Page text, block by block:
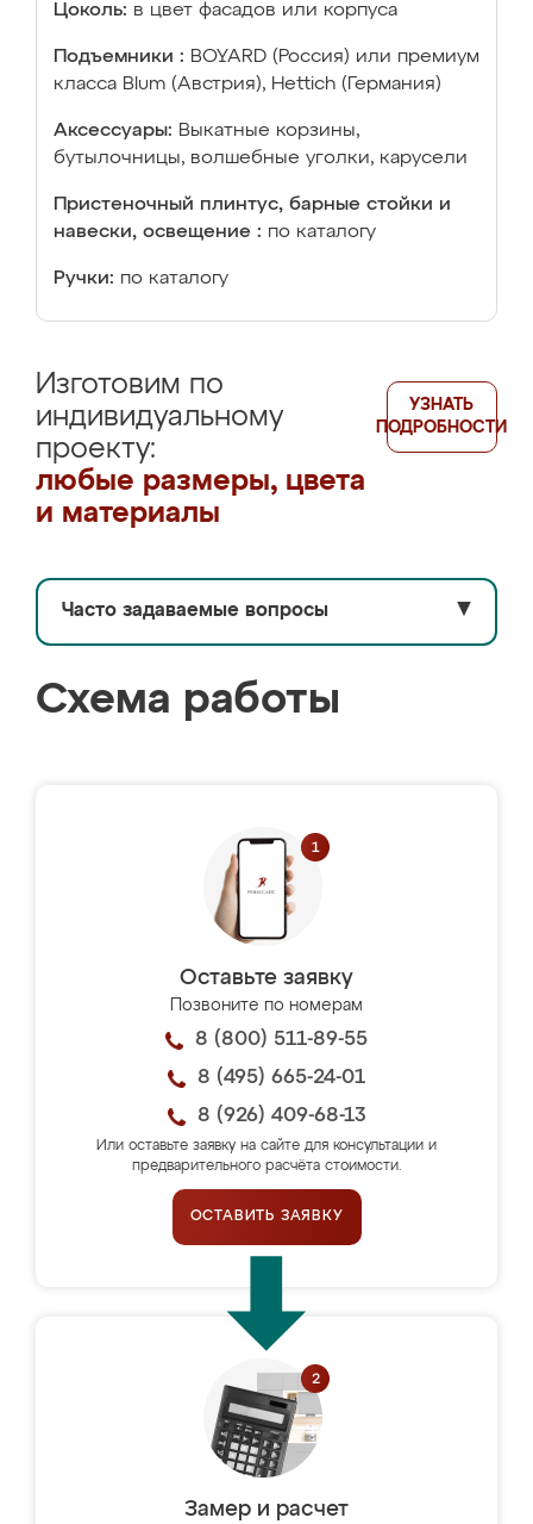
Цоколь: в цвет фасадов или корпуса
Подъемники : BOYARD (Россия) или премиум
класса Blum (Австрия), Hettich (Германия)
Аксессуары: Выкатные корзины,
бутылочницы, волшебные уголки, карусели
Пристеночный плинтус, барные стойки и
навески, освещение : по каталогу
Ручки: по каталогу
Изготовим по
индивидуальному
проекту:
любые размеры, цвета
и материалы
УЗНАТЬ
ПОДРОБНОСТИ
Часто задаваемые вопросы ▼
Схема работы
Оставьте заявку
Позвоните по номерам
8 (800) 511-89-55
8 (495) 665-24-01
8 (926) 409-68-13
Или оставьте заявку на сайте для консультации и
предварительного расчёта стоимости.
ОСТАВИТЬ ЗАЯВКУ
Замер и расчет